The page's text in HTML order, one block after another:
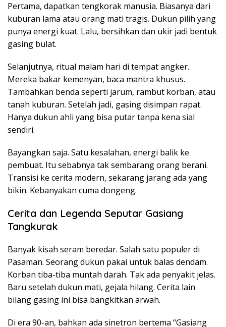
Pertama, dapatkan tengkorak manusia. Biasanya dari
kuburan lama atau orang mati tragis. Dukun pilih yang
punya energi kuat. Lalu, bersihkan dan ukir jadi bentuk
gasing bulat.
Selanjutnya, ritual malam hari di tempat angker.
Mereka bakar kemenyan, baca mantra khusus.
Tambahkan benda seperti jarum, rambut korban, atau
tanah kuburan. Setelah jadi, gasing disimpan rapat.
Hanya dukun ahli yang bisa putar tanpa kena sial
sendiri.
Bayangkan saja. Satu kesalahan, energi balik ke
pembuat. Itu sebabnya tak sembarang orang berani.
Transisi ke cerita modern, sekarang jarang ada yang
bikin. Kebanyakan cuma dongeng.
Cerita dan Legenda Seputar Gasiang
Tangkurak
Banyak kisah seram beredar. Salah satu populer di
Pasaman. Seorang dukun pakai untuk balas dendam.
Korban tiba-tiba muntah darah. Tak ada penyakit jelas.
Baru setelah dukun mati, gejala hilang. Cerita lain
bilang gasing ini bisa bangkitkan arwah.
Di era 90-an, bahkan ada sinetron bertema “Gasiang